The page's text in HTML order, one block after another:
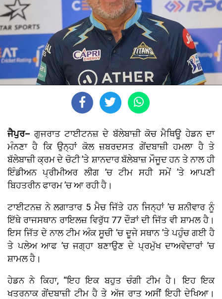
ਜੈਪੁਰ–ਗੁਜਰਾਤ ਟਾਈਟਨਜ਼ ਦੇ ਬੱਲੇਬਾਜ਼ੀ ਕੋਚ ਮੈਥਿਊ ਹੇਡਨ ਦਾ
ਮੰਨਣਾ ਹੈ ਕਿ ਉਨ੍ਹਾਂ ਕੋਲ ਜ਼ਬਰਦਸਤ ਗੇਂਦਬਾਜ਼ੀ ਹਮਲਾ ਹੈ ਤੇ
ਬੱਲੇਬਾਜ਼ੀ ਕ੍ਰਮ ਦੇ ਚੋਟੀ ’ਤੇ ਸ਼ਾਨਦਾਰ ਬੱਲੇਬਾਜ਼ ਮੌਜੂਦ ਹਨ ਤੇ ਨਾਲ ਹੀ
ਇੰਡੀਅਨ ਪ੍ਰੀਮੀਅਰ ਲੀਗ ’ਚ ਟੀਮ ਸਹੀ ਸਮੇਂ ’ਤੇ ਆਪਣੀ
ਬਿਹਤਰੀਨ ਫਾਰਮ ’ਚ ਆ ਰਹੀ ਹੈ।
ਟਾਈਟਨਜ਼ ਨੇ ਲਗਾਤਾਰ 5 ਮੈਚ ਜਿੱਤੇ ਹਨ ਜਿਨ੍ਹਾਂ ’ਚ ਸ਼ਨੀਵਾਰ ਨੂੰ
ਇੱਥੇ ਰਾਜਸਥਾਨ ਰਾਇਲਜ਼ ਵਿਰੁੱਧ 77 ਦੌੜਾਂ ਦੀ ਜਿੱਤ ਵੀ ਸ਼ਾਮਲ ਹੈ।
ਇਸ ਜਿੱਤ ਦੇ ਨਾਲ ਟੀਮ ਅੰਕ ਸੂਚੀ ’ਚ ਦੂਜੇ ਸਥਾਨ ’ਤੇ ਪਹੁੰਚ ਗਈ ਹੈ
ਤੇ ਪਲੇਅ ਆਫ ’ਚ ਜਗ੍ਹਾ ਬਣਾਉਣ ਦੇ ਪ੍ਰਮੁੱਖ ਦਾਅਵੇਦਾਰਾਂ ’ਚ
ਸ਼ਾਮਲ ਹੈ।
ਹੇਡਨ ਨੇ ਕਿਹਾ, ‘‘ਇਹ ਇਕ ਬਹੁਤ ਚੰਗੀ ਟੀਮ ਹੈ। ਇਹ ਇਕ
ਖਤਰਨਾਕ ਗੇਂਦਬਾਜ਼ੀ ਟੀਮ ਹੈ ਤੇ ਅੱਜ ਰਾਤ ਅਸੀਂ ਇਹੀ ਦੇਖਿਆ।